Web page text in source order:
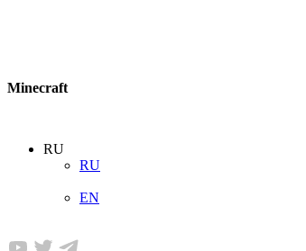
Minecraft
RU
RU
EN